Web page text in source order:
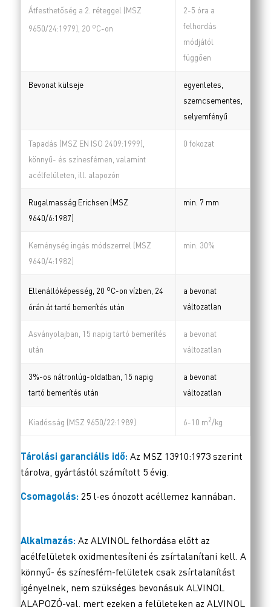
Átfesthetőség a 2. réteggel (MSZ
9650/24:1979), 20 oC-on
2-5 óra a
felhordás
módjától
függően
Bevonat külseje
egyenletes,
szemcsementes,
selyemfényű
Tapadás (MSZ EN ISO 2409:1999),
könnyű- és színesfémen, valamint
acélfelületen, ill. alapozón
0 fokozat
Rugalmasság Erichsen (MSZ
9640/6:1987)
min. 7 mm
Keménység ingás módszerrel (MSZ
9640/4:1982)
min. 30%
Ellenállóképesség, 20 oC-on vízben, 24
órán át tartó bemerítés után
a bevonat
változatlan
Asványolajban, 15 napig tartó bemerítés
után
a bevonat
változatlan
3%-os nátronlúg-oldatban, 15 napig
tartó bemerítés után
a bevonat
változatlan
Kiadósság (MSZ 9650/22:1989) 6-10 m2/kg
Tárolási garanciális idő: Az MSZ 13910:1973 szerint
tárolva, gyártástól számított 5 évig.
Csomagolás: 25 l-es ónozott acéllemez kannában.
Alkalmazás: Az ALVINOL felhordása előtt az
acélfelületek oxidmentesíteni és zsírtalanítani kell. A
könnyű- és színesfém-felületek csak zsírtalanítást
igényelnek, nem szükséges bevonásuk ALVINOL
ALAPOZÓ-val, mert ezeken a felületeken az ALVINOL